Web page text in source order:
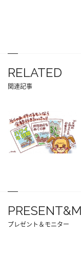
RELATED
関連記事
プレゼント＆モニター